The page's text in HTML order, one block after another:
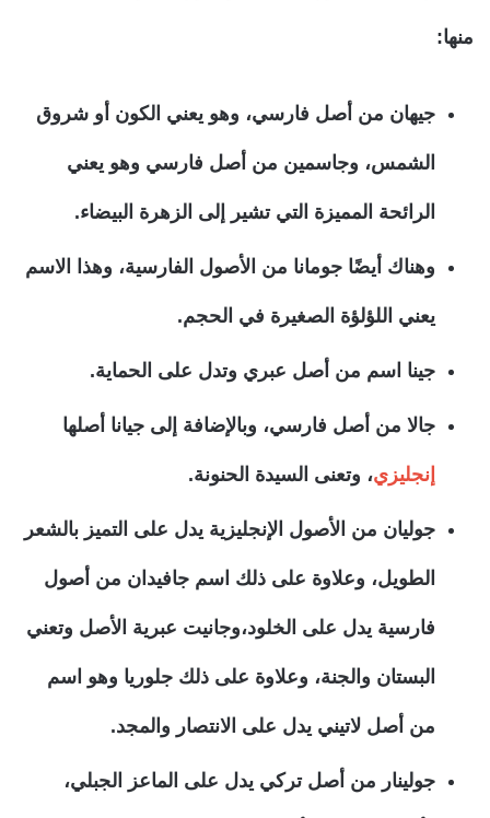
منها:
جيهان من أصل فارسي، وهو يعني الكون أو شروق
الشمس، وجاسمين من أصل فارسي وهو يعني
الرائحة المميزة التي تشير إلى الزهرة البيضاء.
وهناك أيضًا جومانا من الأصول الفارسية، وهذا الاسم
يعني اللؤلؤة الصغيرة في الحجم.
جينا اسم من أصل عبري وتدل على الحماية.
جالا من أصل فارسي، وبالإضافة إلى جيانا أصلها
إنجليزي، وتعنى السيدة الحنونة.
جوليان من الأصول الإنجليزية يدل على التميز بالشعر
الطويل، وعلاوة على ذلك اسم جافيدان من أصول
فارسية يدل على الخلود،وجانيت عبرية الأصل وتعني
البستان والجنة، وعلاوة على ذلك جلوريا وهو اسم
من أصل لاتيني يدل على الانتصار والمجد.
جولينار من أصل تركي يدل على الماعز الجبلي،